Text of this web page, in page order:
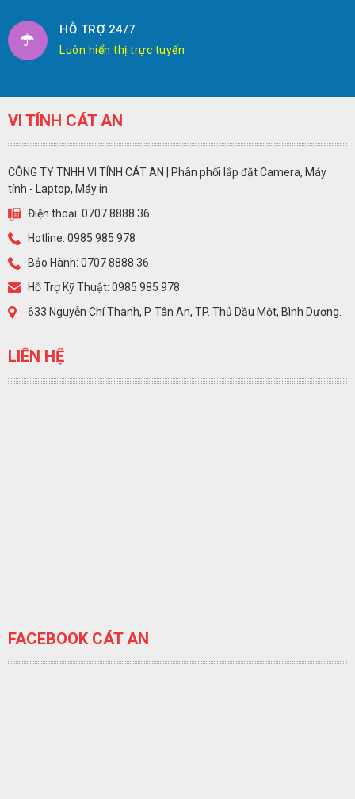
HỖ TRỢ 24/7
Luôn hiển thị trực tuyến
VI TÍNH CÁT AN
CÔNG TY TNHH VI TÍNH CÁT AN | Phân phối lắp đặt Camera, Máy
tính - Laptop, Máy in.
Điện thoại: 0707 8888 36
Hotline: 0985 985 978
Bảo Hành: 0707 8888 36
Hỗ Trợ Kỹ Thuật: 0985 985 978
633 Nguyễn Chí Thanh, P. Tân An, TP. Thủ Dầu Một, Bình Dương.
LIÊN HỆ
FACEBOOK CÁT AN